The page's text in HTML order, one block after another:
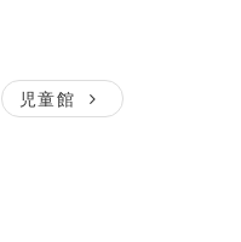
児童館